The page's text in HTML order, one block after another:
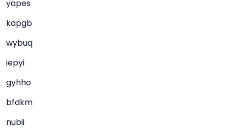
yapes
kapgb
wybuq
iepyi
gyhho
bfdkm
nubii